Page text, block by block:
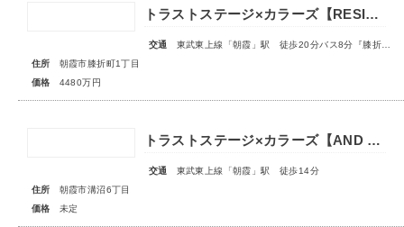
トラストステージ×カラーズ【RESIDENCE】朝霞市膝折町1丁目12期 全2棟◇最終1棟◇
交通
東武東上線「朝霞」駅 徒歩20分バス8分『膝折町一丁目』停歩3分
住所
朝霞市膝折町1丁目
価格
4480万円
トラストステージ×カラーズ【AND PLUS】朝霞市溝沼6丁目22期 全2棟◇販売予告◇
交通
東武東上線「朝霞」駅 徒歩14分
住所
朝霞市溝沼6丁目
価格
未定